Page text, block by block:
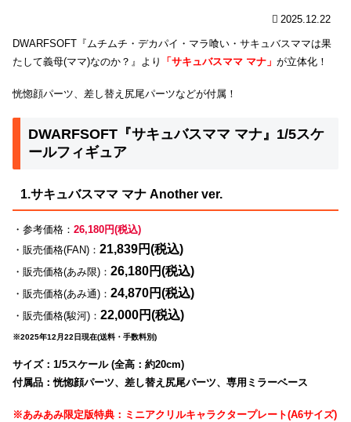
2025.12.22
DWARFSOFT『ムチムチ・デカパイ・マラ喰い・サキュバスママは果
たして義母(ママ)なのか？』より
「サキュバスママ マナ」 が立体化！
恍惚顔パーツ、差し替え尻尾パーツなどが付属！
DWARFSOFT『サキュバスママ マナ』1/5スケ
ールフィギュア
1.サキュバスママ マナ Another ver.
・参考価格： 26,180円(税込)
・販売価格(FAN)： 21,839円(税込)
・販売価格(あみ限)： 26,180円(税込)
・販売価格(あみ通)： 24,870円(税込)
・販売価格(駿河)： 22,000円(税込)
※2025年12月22日現在(送料・手数料別)
サイズ：1/5スケール (全高：約20cm)
付属品：恍惚顔パーツ、差し替え尻尾パーツ、専用ミラーベース
※あみあみ限定版特典：ミニアクリルキャラクタープレート(A6サイズ)